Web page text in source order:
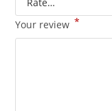
Your review *